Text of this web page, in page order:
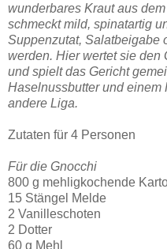
wunderbares Kraut aus
schmeckt mild, spinatartig
Suppenzutat, Salatbeigabe
werden. Hier wertet sie den
und spielt das Gericht
Haselnussbutter und
andere Liga.
Zutaten für 4 Personen
Für die Gnocchi
800 g mehligkochende
15 Stängel Melde
2 Vanilleschoten
2 Dotter
60 g Mehl